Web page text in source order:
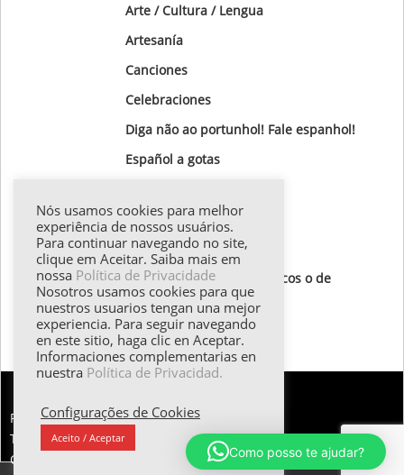
Arte / Cultura / Lengua
Artesanía
Canciones
Celebraciones
Diga não ao portunhol! Fale espanhol!
Español a gotas‏
Gotas Gramaticales
Lugares para visitar
Textos de autores hispánicos o de
destaque
Todos los textos
FALE CONOSCO:
Tel.: (55 11) 98374.5258 | Email: esther@emilani.com.br
Copyright 2025 - EMilani Consultoria em Idiomas
Nós usamos cookies para melhor
experiência de nossos usuários.
Para continuar navegando no site,
clique em Aceitar. Saiba mais em
nossa Política de Privacidade
Nosotros usamos cookies para que
nuestros usuarios tengan una mejor
experiencia. Para seguir navegando
en este sitio, haga clic en Aceptar.
Informaciones complementarias en
nuestra Política de Privacidad.
Configurações de Cookies
Aceito / Aceptar
Como posso te ajudar?